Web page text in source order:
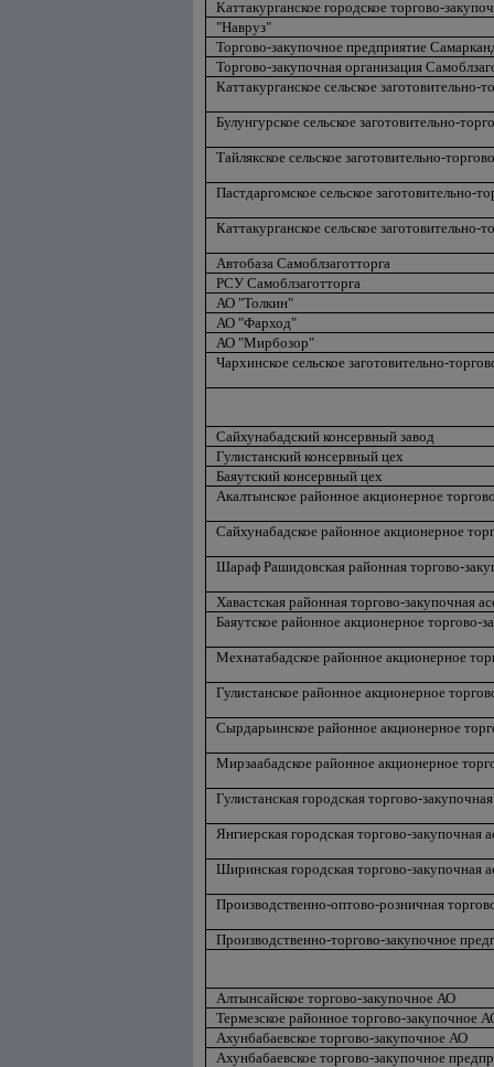
Каттакурганское городское торгово-
"Навруз"
Торгово-закупочное предприятие
Торгово-закупочная организация
Каттакурганское сельское
Булунгурское сельское заготовительно-
Тайлякское сельское заготовительно-
Пастдаргомское сельское заготовительно-
Каттакурганское сельское
Автобаза Самоблзаготторга
РСУ Самоблзаготторга
АО "Толкин"
АО "Фарход"
АО "Мирбозор"
Чархинское сельское заготовительно-
Сайхунабадский консервный завод
Гулистанский консервный цех
Баяутский консервный цех
Акалтынское районное акционерное
Сайхунабадское районное акционерное
Шараф Рашидовская районная торгово-
Хавастская районная торгово-закупочная
Баяутское районное акционерное торгово-
Мехнатабадское районное акционерное
Гулистанское районное акционерное
Сырдарьинское районное акционерное
Мирзаабадское районное акционерное
Гулистанская городская торгово-
Янгиерская городская торгово-закупочная
Ширинская городская торгово-закупочная
Производственно-оптово-розничная
Производственно-торгово-закупочное
Алтынсайское торгово-закупочное АО
Термезское районное торгово-закупочное
Ахунбабаевское торгово-закупочное АО
Ахунбабаевское торгово-закупочное